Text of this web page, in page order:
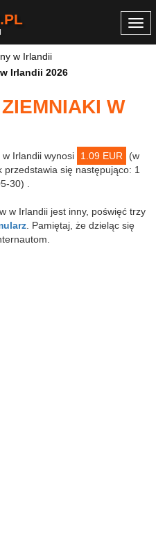
.PL
w Irlandii
Irlandii 2026
W
w Irlandii wynosi 1.09 EUR
(w
przedstawia się następująco: 1
30) .
w Irlandii jest inny, poświęć trzy
. Pamiętaj, że dzieląc się